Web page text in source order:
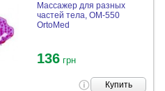
Массажер для разных
частей тела, ОМ-550
OrtoMed
136 грн
Купить